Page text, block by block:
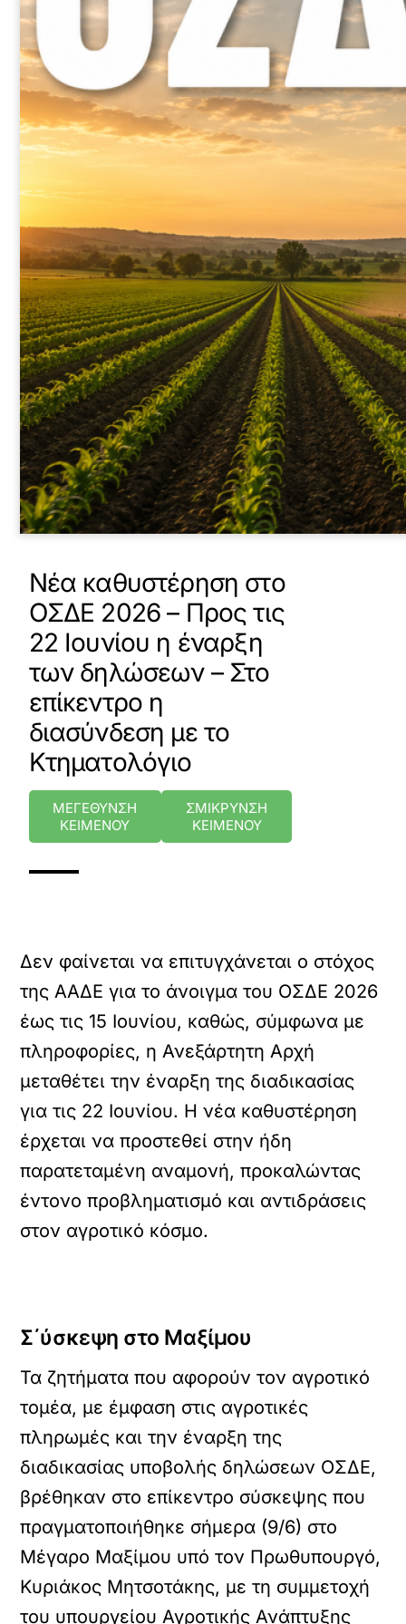
Νέα καθυστέρηση στο
ΟΣΔΕ 2026 – Προς τις
22 Ιουνίου η έναρξη
των δηλώσεων – Στο
επίκεντρο η
διασύνδεση με το
Κτηματολόγιο
ΜΕΓΕΘΥΝΣΗ
ΚΕΙΜΕΝΟΥ
ΣΜΙΚΡΥΝΣΗ
ΚΕΙΜΕΝΟΥ
Δεν φαίνεται να επιτυγχάνεται ο στόχος
της ΑΑΔΕ για το άνοιγμα του ΟΣΔΕ 2026
έως τις 15 Ιουνίου, καθώς, σύμφωνα με
πληροφορίες, η Ανεξάρτητη Αρχή
μεταθέτει την έναρξη της διαδικασίας
για τις 22 Ιουνίου. Η νέα καθυστέρηση
έρχεται να προστεθεί στην ήδη
παρατεταμένη αναμονή, προκαλώντας
έντονο προβληματισμό και αντιδράσεις
στον αγροτικό κόσμο.
Σ΄ύσκεψη στο Μαξίμου
Τα ζητήματα που αφορούν τον αγροτικό
τομέα, με έμφαση στις αγροτικές
πληρωμές και την έναρξη της
διαδικασίας υποβολής δηλώσεων ΟΣΔΕ,
βρέθηκαν στο επίκεντρο σύσκεψης που
πραγματοποιήθηκε σήμερα (9/6) στο
Μέγαρο Μαξίμου υπό τον Πρωθυπουργό,
Κυριάκος Μητσοτάκης, με τη συμμετοχή
του υπουργείου Αγροτικής Ανάπτυξης